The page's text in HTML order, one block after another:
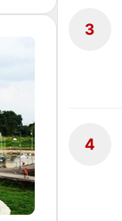
3
4